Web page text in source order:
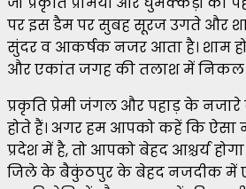
पर इस डैम पर सुबह सूरज उगते और
सुंदर व आकर्षक नजर आता है। शाम
और एकांत जगह की तलाश में निकल
प्रकृति प्रेमी जंगल और पहाड़ के
होते हैं। अगर हम आपको कहें कि
प्रदेश में है, तो आपको बेहद आश्चर्य
जिले के बैकुंठपुर के बेहद नजदीक में